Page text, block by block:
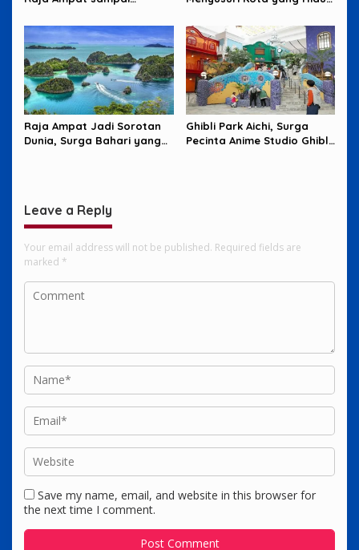
Raja Ampat Jadi Sorotan
Dunia, Surga Bahari yang
Ghibli Park Aichi, Surga
Pecinta Anime Studio Ghibli
Leave a Reply
Your email address will not be published. Required fields are
marked *
Save my name, email, and website in this browser for
the next time I comment.